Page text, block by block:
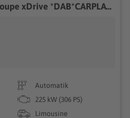
BMW M235 i Gran Coupe xDrive *DAB*CARPLAY*KAMERA*
Automatik
225 kW (306 PS)
Limousine